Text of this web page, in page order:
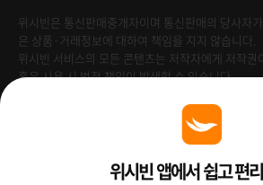
위시빈은 통신판매중개자이며 통신판매의 당사자
은 상품·거래정보에 대하여 책임을 지지 않습니다.
위시빈 서비스의 모든 콘텐츠는 저작자에게 저작권
혹은 사용 시 법적 책임이 발생할 수 있습니다.
Venture Enterprise위시빈 앱에서 쉽고 편